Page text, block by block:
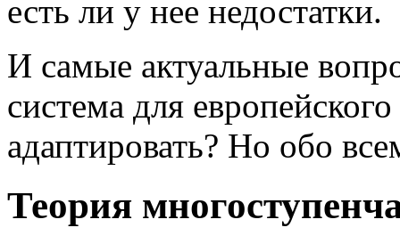
есть ли у нее недостатки.
И самые актуальные
система для
адаптировать? Но обо
Теория